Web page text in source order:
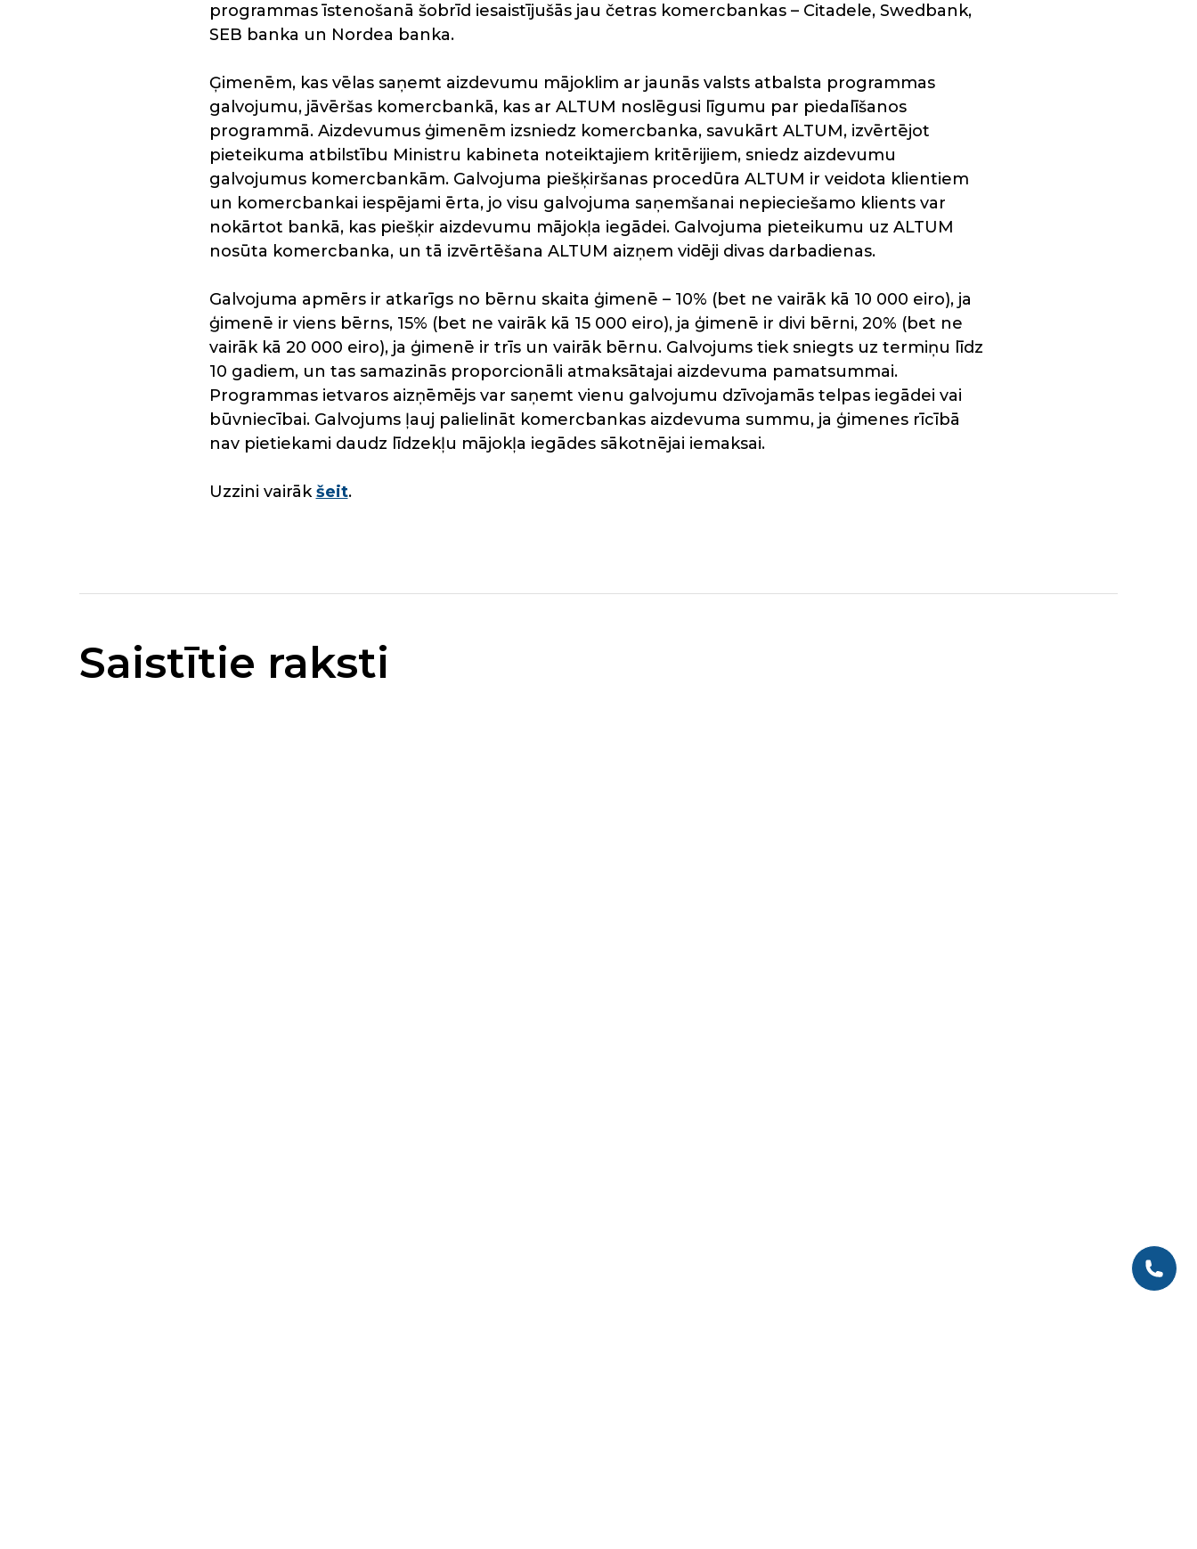
programmas īstenošanā šobrīd iesaistījušās jau četras komercbankas – Citadele, Swedbank,
SEB banka un Nordea banka.
Ģimenēm, kas vēlas saņemt aizdevumu mājoklim ar jaunās valsts atbalsta programmas
galvojumu, jāvēršas komercbankā, kas ar ALTUM noslēgusi līgumu par piedalīšanos
programmā. Aizdevumus ģimenēm izsniedz komercbanka, savukārt ALTUM, izvērtējot
pieteikuma atbilstību Ministru kabineta noteiktajiem kritērijiem, sniedz aizdevumu
galvojumus komercbankām. Galvojuma piešķiršanas procedūra ALTUM ir veidota klientiem
un komercbankai iespējami ērta, jo visu galvojuma saņemšanai nepieciešamo klients var
nokārtot bankā, kas piešķir aizdevumu mājokļa iegādei. Galvojuma pieteikumu uz ALTUM
nosūta komercbanka, un tā izvērtēšana ALTUM aizņem vidēji divas darbadienas.
Galvojuma apmērs ir atkarīgs no bērnu skaita ģimenē – 10% (bet ne vairāk kā 10 000 eiro), ja
ģimenē ir viens bērns, 15% (bet ne vairāk kā 15 000 eiro), ja ģimenē ir divi bērni, 20% (bet ne
vairāk kā 20 000 eiro), ja ģimenē ir trīs un vairāk bērnu. Galvojums tiek sniegts uz termiņu līdz
10 gadiem, un tas samazinās proporcionāli atmaksātajai aizdevuma pamatsummai.
Programmas ietvaros aizņēmējs var saņemt vienu galvojumu dzīvojamās telpas iegādei vai
būvniecībai. Galvojums ļauj palielināt komercbankas aizdevuma summu, ja ģimenes rīcībā
nav pietiekami daudz līdzekļu mājokļa iegādes sākotnējai iemaksai.
Uzzini vairākšeit.
Saistītie raksti